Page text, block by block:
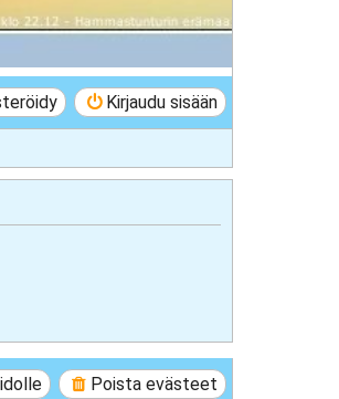
Kirjaudu sisään
Poista evästeet